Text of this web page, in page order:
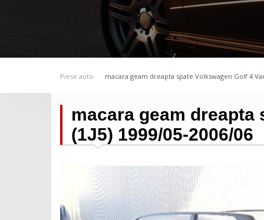
Piese auto macara geam dreapta spate Volkswagen Golf 4
macara geam dreapta
(1J5) 1999/05-2006/06